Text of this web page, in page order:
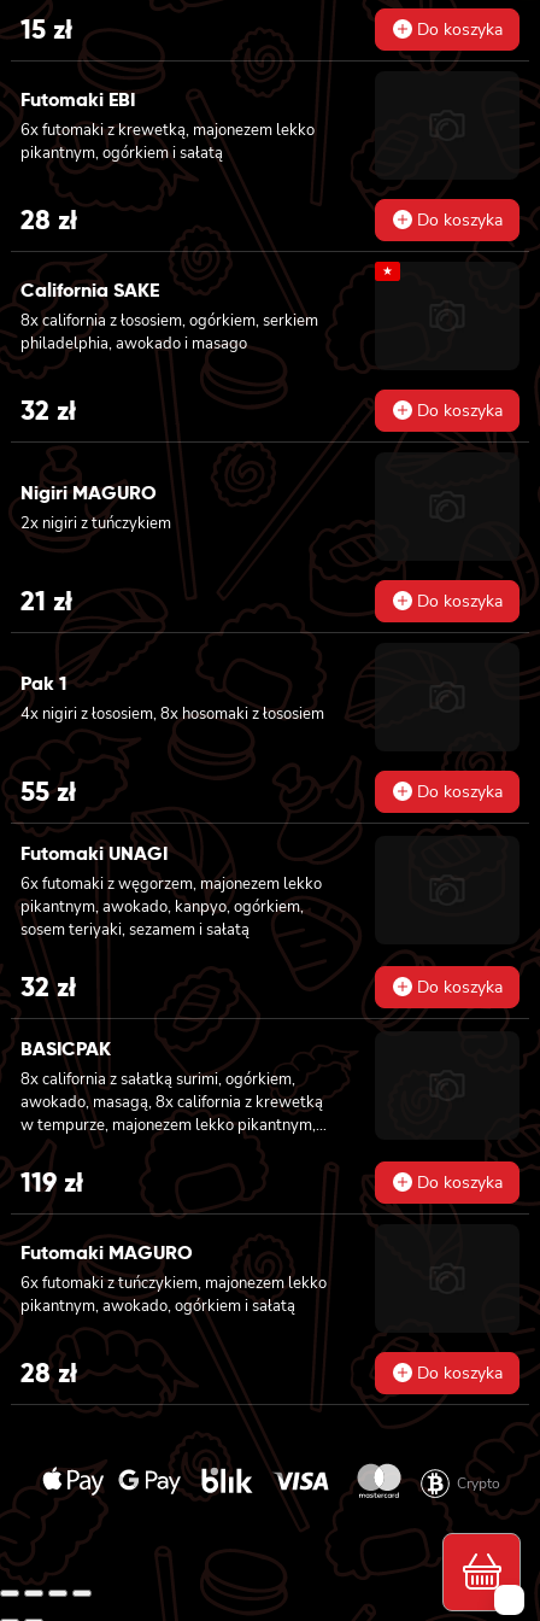
15zł Do koszyka
Futomaki EBI
6x futomaki z krewetką, majonezem lekko
pikantnym, ogórkiem i sałatą
28 zł Do koszyka
California SAKE
8x california z łososiem, ogórkiem, serkiem
philadelphia, awokado i masago
★
32 zł Do koszyka
Nigiri MAGURO
2x nigiri z tuńczykiem
21 zł Do koszyka
Pak 1
4x nigiri z łososiem, 8x hosomaki z łososiem
55zł Do koszyka
Futomaki UNAGI
6x futomaki z węgorzem, majonezem lekko
pikantnym, awokado, kanpyo, ogórkiem,
sosem teriyaki, sezamem i sałatą
32zł Do koszyka
BASICPAK
8x california z sałatką surimi, ogórkiem,
awokado, masagą, 8x california z krewetką
w tempurze, majonezem lekko pikantnym,
ogórkiem, sezamem i masago, 6x futomaki z
tuńczykiem, majonezem lekko pikantnym,
awokado, ogórkiem i sałatą, 6x futomaki z
pieczonym łososiem, ogórkiem, majonezem
lekko pikantnym, masago i sałatą, 6x
futomaki z krewetką w tempurze, ogórkiem,
sałatą i majonezem lekko pikantnym, 8x maki
z kanpyo
119 zł Do koszyka
Futomaki MAGURO
6x futomaki z tuńczykiem, majonezem lekko
pikantnym, awokado, ogórkiem i sałatą
28zł Do koszyka
Crypto